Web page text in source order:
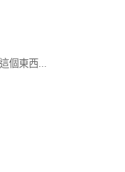
個東西...